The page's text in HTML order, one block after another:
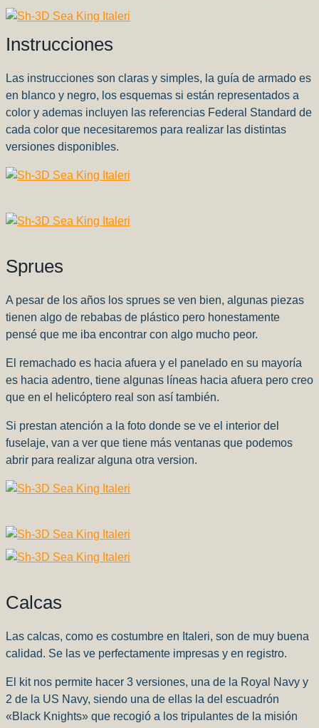
Instrucciones
Las instrucciones son claras y simples, la guía de armado es
en blanco y negro, los esquemas si están representados a
color y ademas incluyen las referencias Federal Standard de
cada color que necesitaremos para realizar las distintas
versiones disponibles.
Sprues
A pesar de los años los sprues se ven bien, algunas piezas
tienen algo de rebabas de plástico pero honestamente
pensé que me iba encontrar con algo mucho peor.
El remachado es hacia afuera y el panelado en su mayoría
es hacia adentro, tiene algunas líneas hacia afuera pero creo
que en el helicóptero real son así también.
Si prestan atención a la foto donde se ve el interior del
fuselaje, van a ver que tiene más ventanas que podemos
abrir para realizar alguna otra version.
Calcas
Las calcas, como es costumbre en Italeri, son de muy buena
calidad. Se las ve perfectamente impresas y en registro.
El kit nos permite hacer 3 versiones, una de la Royal Navy y
2 de la US Navy, siendo una de ellas la del escuadrón
«Black Knights» que recogió a los tripulantes de la misión